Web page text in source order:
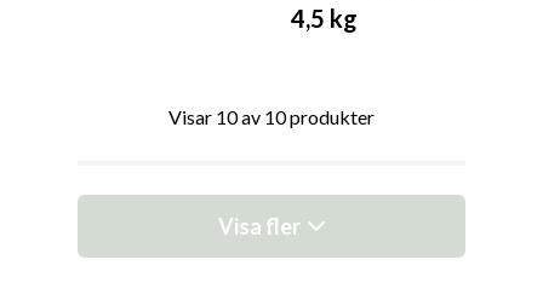
4,5 kg
Visar 10 av 10 produkter
Visa fler